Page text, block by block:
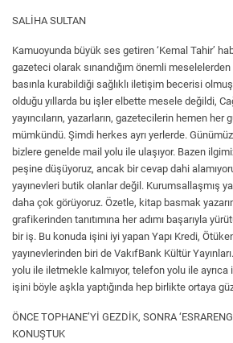
SALİHA SULTAN
Kamuoyunda büyük ses getiren ‘Kemal Tahir’
gazeteci olarak sınandığım önemli
basınla kurabildiği sağlıklı iletişim becerisi
olduğu yıllarda bu işler elbette mesele değildi,
yayıncıların, yazarların, gazetecilerin hemen her
mümkündü. Şimdi herkes ayrı yerlerde. Günümüz
bizlere genelde mail yolu ile ulaşıyor. Bazen
peşine düşüyoruz, ancak bir cevap dahi
yayınevleri butik olanlar değil. Kurumsallaşmış
daha çok görüyoruz. Özetle, kitap basmak
grafikerinden tanıtımına her adımı başarıyla
bir iş. Bu konuda işini iyi yapan Yapı Kredi,
yayınevlerinden biri de VakıfBank Kültür
yolu ile iletmekle kalmıyor, telefon yolu ile
işini böyle aşkla yaptığında hep birlikte ortaya
ÖNCE TOPHANE’Yİ GEZDİK, SONRA
KONUŞTUK